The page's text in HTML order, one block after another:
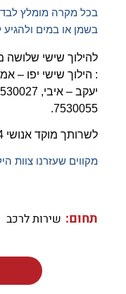
בכל מקרה מומלץ
בשמן או במים
להילוך שישי שלושה
7530055.
לשרותך מוקד אנושי 24 שעות 1-700-700-669.
מקווים שעזרנו צוות
תחום: שירות לרכב